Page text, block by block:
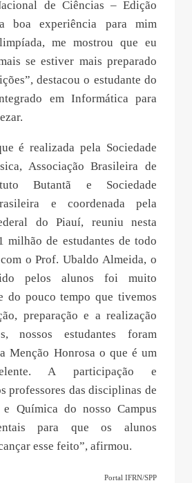
de Ciências – Edição
boa experiência para mim
me mostrou que eu
se estiver mais preparado
destacou o estudante do
em Informática para
é realizada pela Sociedade
Associação Brasileira de
Butantã e Sociedade
e coordenada pela
do Piauí, reuniu nesta
milhão de estudantes de todo
o Prof. Ubaldo Almeida, o
pelos alunos foi muito
do pouco tempo que tivemos
preparação e a realização
nossos estudantes foram
Menção Honrosa o que é um
A participação e
professores das disciplinas de
Química do nosso Campus
para que os alunos
esse feito”, afirmou.
Portal IFRN/SPP